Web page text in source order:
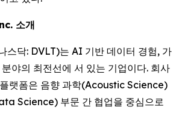
소개
닥: DVLT)는 AI 기반 데이터 경험, 가
야의 최전선에 서 있는 기업이다. 회사
랫폼은 음향 과학(Acoustic Science)
Science) 부문 간 협업을 중심으로